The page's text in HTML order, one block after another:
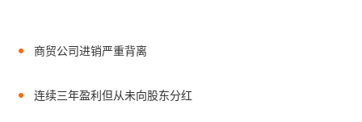
商贸公司进销严重背离
连续三年盈利但从未向股东分红